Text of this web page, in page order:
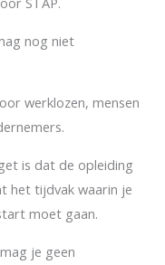
nog niet
werklozen, mensen
is dat de opleiding
het tijdvak waarin je
moet gaan.
je geen